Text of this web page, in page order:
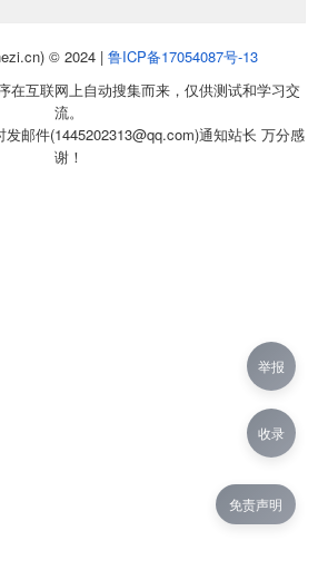
© 2024 | 鲁ICP备17054087号-13
在互联网上自动搜集而来，仅供测试和学习交
流。
邮件(1445202313@qq.com)通知站长 万分感
谢！
免责声明
举报
收录